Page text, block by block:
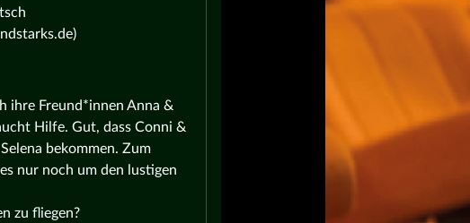
ihre Freund*innen Anna &
Hilfe. Gut, dass Conni &
bekommen. Zum
nur noch um den lustigen
zu fliegen?